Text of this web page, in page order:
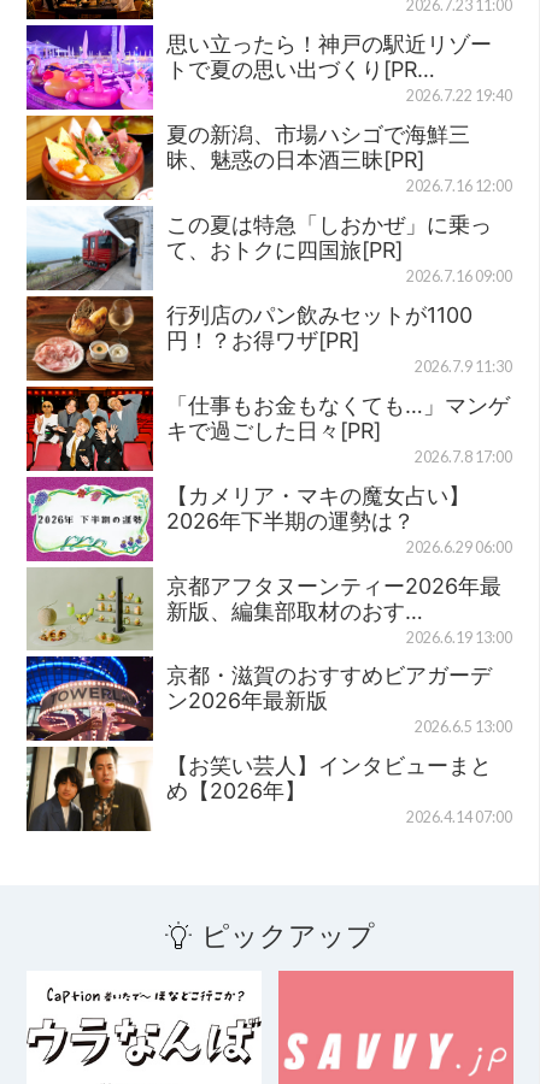
2026.7.23 11:00
思い立ったら！神戸の駅近リゾー
トで夏の思い出づくり[PR…
2026.7.22 19:40
夏の新潟、市場ハシゴで海鮮三
昧、魅惑の日本酒三昧[PR]
2026.7.16 12:00
この夏は特急「しおかぜ」に乗っ
て、おトクに四国旅[PR]
2026.7.16 09:00
行列店のパン飲みセットが1100
円！？お得ワザ[PR]
2026.7.9 11:30
「仕事もお金もなくても…」マンゲ
キで過ごした日々[PR]
2026.7.8 17:00
【カメリア・マキの魔女占い】
2026年下半期の運勢は？
2026.6.29 06:00
京都アフタヌーンティー2026年最
新版、編集部取材のおす…
2026.6.19 13:00
京都・滋賀のおすすめビアガーデ
ン2026年最新版
2026.6.5 13:00
【お笑い芸人】インタビューまと
め【2026年】
2026.4.14 07:00
ピックアップ